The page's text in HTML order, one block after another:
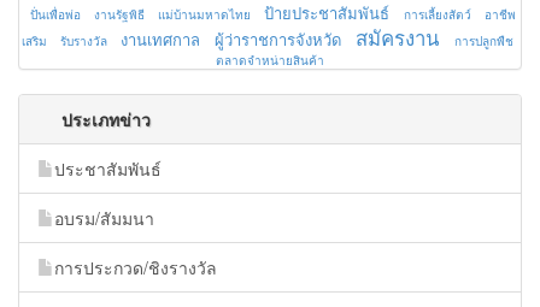
ปั่นเพื่อพ่อ งานรัฐพิธี แม่บ้านมหาดไทย ป้ายประชาสัมพันธ์ การเลี้ยงสัตว์
อาชีพ
เสริม
รับรางวัล งานเทศกาล ผู้ว่าราชการจังหวัด สมัครงาน
การปลูกพืช
ตลาดจำหน่ายสินค้า
ประเภทข่าว
ประชาสัมพันธ์
อบรม/สัมมนา
การประกวด/ชิงรางวัล